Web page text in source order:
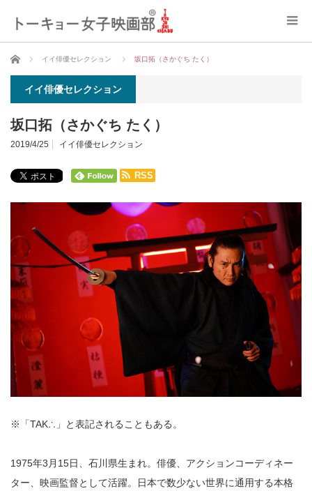
ホーム イイ俳優セレクション 坂口拓（さかぐち たく）
イイ俳優セレクション
坂口拓（さかぐち たく）
2019/4/25 イイ俳優セレクション
RSS
※「TAK∴」と表記されることもある。
1975年3月15日、石川県生まれ。俳優、アクションコーディネー
ター、映画監督として活躍。日本で数少ない世界に通用する本格